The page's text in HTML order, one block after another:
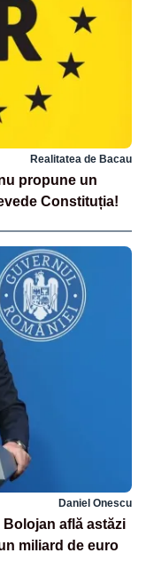
Realitatea de Bacau
propune un
Constituția!
Daniel Onescu
află astăzi
miliard de euro